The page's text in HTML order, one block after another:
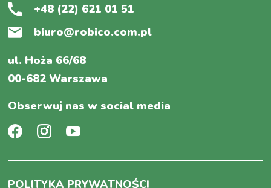
+48 (22) 621 01 51
biuro@robico.com.pl
ul. Hoża 66/68
00-682 Warszawa
Obserwuj nas w social media
POLITYKA PRYWATNOŚCI